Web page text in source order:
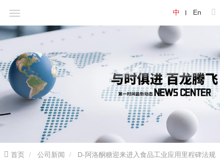
中 En
首页 公司新闻